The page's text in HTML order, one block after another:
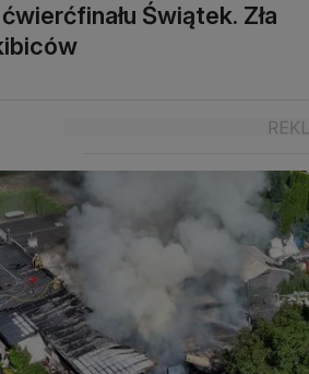
Świątek. Zła